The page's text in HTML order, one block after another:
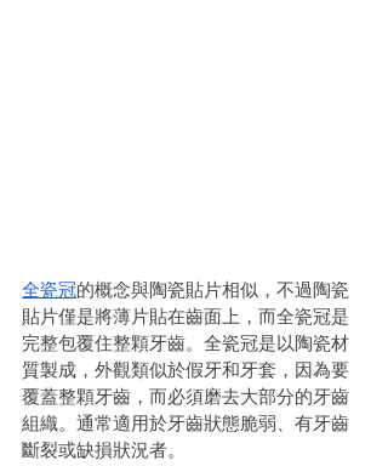
全瓷冠的概念與陶瓷貼片相似，不過陶瓷
貼片僅是將薄片貼在齒面上，而全瓷冠是
完整包覆住整顆牙齒。全瓷冠是以陶瓷材
質製成，外觀類似於假牙和牙套，因為要
覆蓋整顆牙齒，而必須磨去大部分的牙齒
組織。通常適用於牙齒狀態脆弱、有牙齒
斷裂或缺損狀況者。